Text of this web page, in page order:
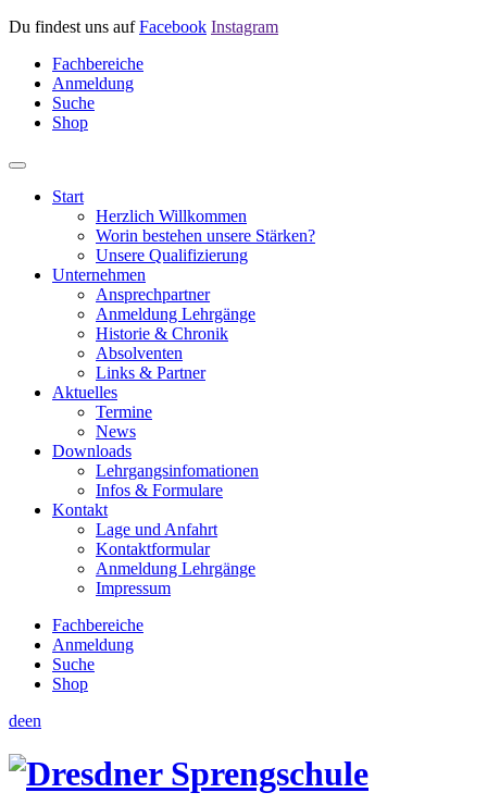
Du findest uns aufFacebook Instagram
Fachbereiche
Anmeldung
Suche
Shop
Start
Herzlich Willkommen
Worin bestehen unsere Stärken?
Unsere Qualifizierung
Unternehmen
Ansprechpartner
Anmeldung Lehrgänge
Historie & Chronik
Absolventen
Links & Partner
Aktuelles
Termine
News
Downloads
Lehrgangsinfomationen
Infos & Formulare
Kontakt
Lage und Anfahrt
Kontaktformular
Anmeldung Lehrgänge
Impressum
Fachbereiche
Anmeldung
Suche
Shop
deen